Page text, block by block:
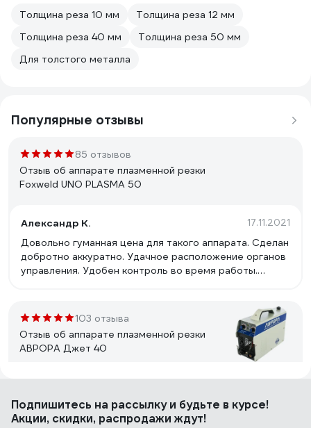
Толщина реза 10 мм
Толщина реза 12 мм
Толщина реза 40 мм
Толщина реза 50 мм
Для толстого металла
Популярные отзывы
85 отзывов
Отзыв об аппарате плазменной резки
Foxweld UNO PLASMA 50
Александр К. 17.11.2021
Довольно гуманная цена для такого аппарата. Сделан
добротно аккуратно. Удачное расположение органов
управления. Удобен контроль во время работы.
стоит не дорого, легко заменить, можно подобрать с
более длинным рукавом, при необходимости.
103 отзыва
Отзыв об аппарате плазменной резки
АВРОРА Джет 40
Маленький, удобен в переписке, расположении, рукав
достаточный для раскроя стандартного листового
Подпишитесь на рассылкуи будьте в курсе!
Акции, скидки, распродажи ждут!